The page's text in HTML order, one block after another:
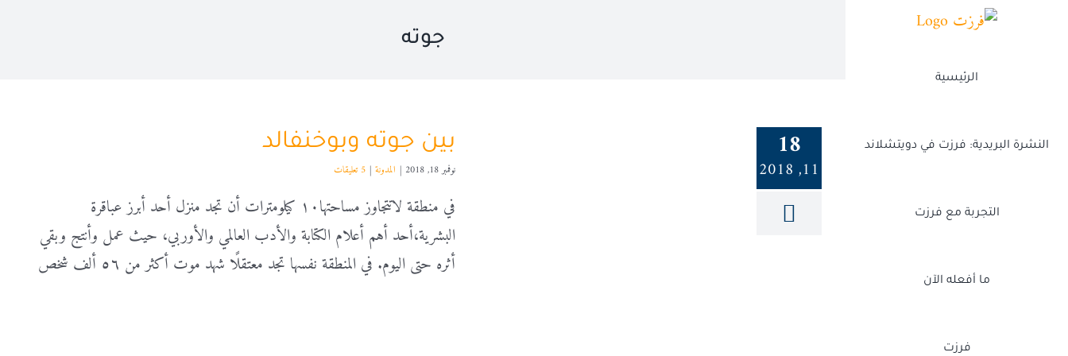
الرئيسية
النشرة البريدية: فرزت في دويتشلاند
التجربة مع فرزت
ما أفعله الآن
فرزت
جوته
18
11, 2018
بين جوته وبوخنفالد
نوفمبر 18, 2018 | المدونة | 5 تعليقات
في منطقة لاتتجاوز مساحتها١٠ كيلومترات أن تجد منزل أحد أبرز عباقرة
البشرية،أحد أهم أعلام الكتابة والأدب العالمي والأوربي، حيث عمل وأنتج وبقي
أثره حتى اليوم. في المنطقة نفسها تجد معتقلًا شهد موت أكثر من ٥٦ ألف شخص